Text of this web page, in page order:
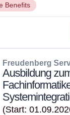
Benefits
Freudenberg
Ausbildung
(Start: